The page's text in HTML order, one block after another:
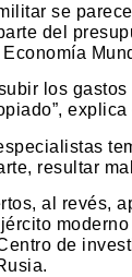
se
del
Economía
los
resultar
al revés,
de